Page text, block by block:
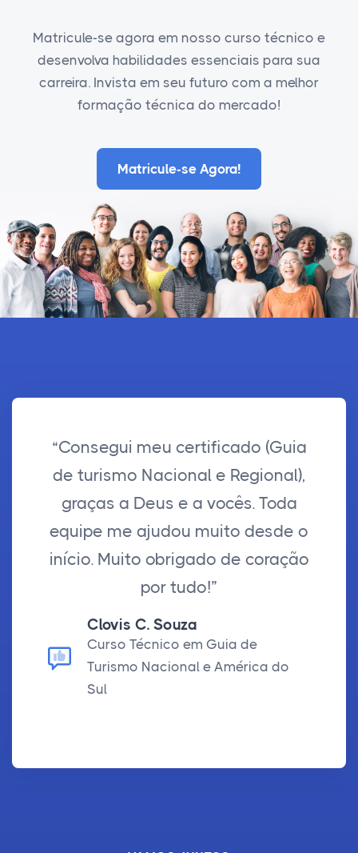
Matricule-se agora em nosso curso técnico e
desenvolva habilidades essenciais para sua
carreira. Invista em seu futuro com a melhor
formação técnica do mercado!
Matricule-se Agora!
“Consegui meu certificado (Guia
de turismo Nacional e Regional),
graças a Deus e a vocês. Toda
equipe me ajudou muito desde o
início. Muito obrigado de coração
por tudo!”
Clovis C. Souza
Curso Técnico em Guia de
Turismo Nacional e América do
Sul